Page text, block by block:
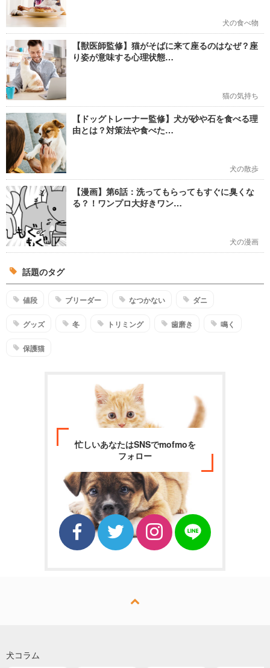
犬の食べ物
【獣医師監修】猫がそばに来て座るのはなぜ？座
り姿が意味する心理状態…
猫の気持ち
【ドッグトレーナー監修】犬が砂や石を食べる理
由とは？対策法や食べた…
犬の散歩
【漫画】第6話：洗ってもらってもすぐに臭くな
る？！ワンプロ大好きワン…
犬の漫画
話題のタグ
値段 ブリーダー なつかない ダニ
グッズ 冬 トリミング 歯磨き 鳴く
保護猫
忙しいあなたはSNSでmofmoを
フォロー
犬コラム